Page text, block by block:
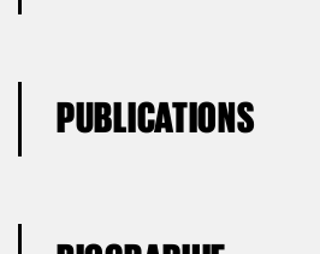
PUBLICATIONS